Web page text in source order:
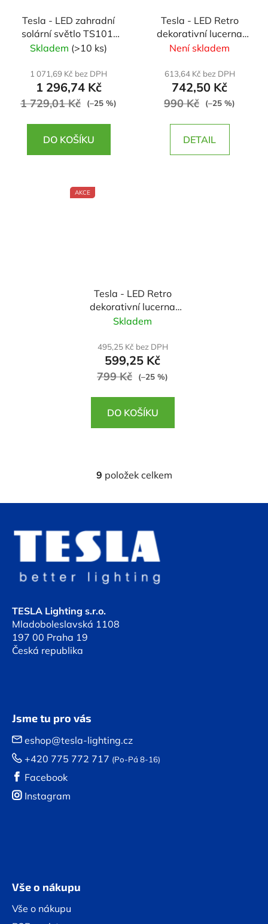
Tesla - LED zahradní
solární světlo TS101,
50cm, až 300 lumenů,
Skladem (>10 ks)
1 071,69 Kč bez DPH
1 296,74 Kč
1 729,01 Kč (–25 %)
DO KOŠÍKU
Tesla - LED Retro
dekorativní lucerna
5W, 370lm,
černá
Není skladem
613,64 Kč bez DPH
742,50 Kč
990 Kč (–25 %)
DETAIL
AKCE
Tesla - LED Retro
dekorativní lucerna
NOCTIS
Skladem
495,25 Kč bez DPH
599,25 Kč
799 Kč (–25 %)
DO KOŠÍKU
O
l
d
a
c
í
p
9 položek celkem
TESLA Lighting s.r.o.
Mladoboleslavská 1108
197 00 Praha 19
Česká republika
Jsme tu pro vás
eshop@tesla-lighting.cz
+420 775 772 717 (Po-Pá 8-16)
Facebook
Instagram
Vše o nákupu
Vše o nákupu